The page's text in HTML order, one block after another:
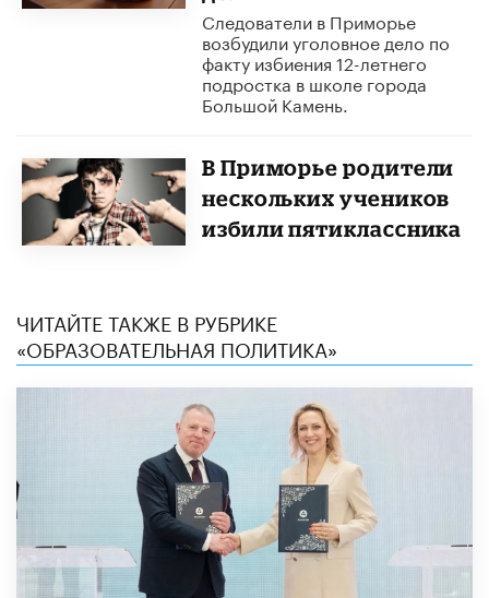
Следователи в Приморье
возбудили уголовное дело по
факту избиения 12-летнего
подростка в школе города
Большой Камень.
В Приморье родители
нескольких учеников
избили пятиклассника
ЧИТАЙТЕ ТАКЖЕ В РУБРИКЕ
«ОБРАЗОВАТЕЛЬНАЯ ПОЛИТИКА»